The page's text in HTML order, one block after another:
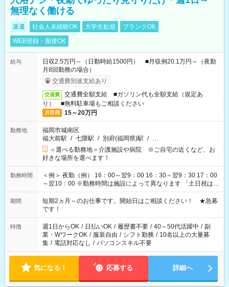
無理なく働ける
派遣 社会人未経験OK 大学生歓迎
ブランクOK
WEB登録・面接OK
給与
日収2.5万円～（日勤時給1500円） ■月収例20.1万円～（夜勤
月8回勤務の場合）
交通費別途支給あり
交通費
交通費全額支給 ■ガソリン代も全額支給（規定あ
り） ■無料駐車場もご相談ください
月収例 15～20万円
勤務地
福岡市城南区
福大前駅 / 七隈駅 / 別府(福岡県)駅 / …
＜選べる勤務地＞介護施設や病院 ※ご自宅の近くなど、お
好きな場所を選べます！
勤務時間
＜例＞ 夜勤（例） 16：00～翌9：00 16：30～翌9：30 17：00
～翌10：00 ※勤務時間は施設によって異なります 「土日祝は休
みたい」 「しっかり稼ぎたい」 「もう少し遅い時間から始めた
い」など ご希望にあったお仕事をご案内いたします。 ※未経験
の方の場合は1～2ヶ月間は日中での仕事を経験いただき、 お
仕事に慣れてからの夜勤になります。 ★家庭の都合でお休みが
必要な場合も遠慮なくご相談ください。
期間
短期2ヵ月～のお仕事です。開始日はご相談ください！ ★急募
です！
特徴 週1日からOK / 日払いOK / 履歴書不要 / 40～50代活躍中 / 副
業・WワークOK / 服装自由 / シフト勤務 / 10名以上の大量募
集 / 電話対応なし / パソコンスキル不要
気になる！ 応募する 詳細へ